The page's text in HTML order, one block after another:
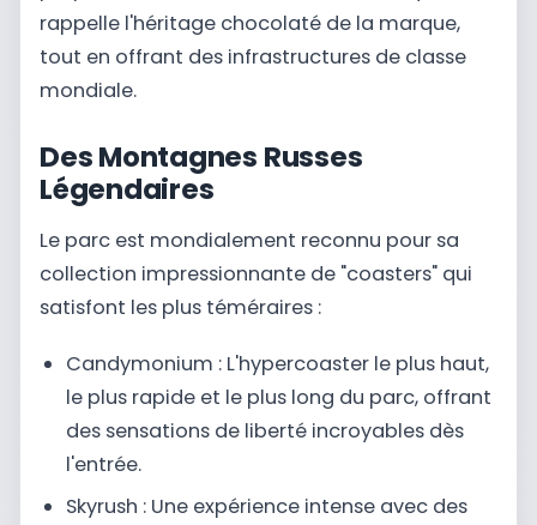
rappelle l'héritage chocolaté de la marque,
tout en offrant des infrastructures de classe
mondiale.
Des Montagnes Russes
Légendaires
Le parc est mondialement reconnu pour sa
collection impressionnante de "coasters" qui
satisfont les plus téméraires :
Candymonium : L'hypercoaster le plus haut,
le plus rapide et le plus long du parc, offrant
des sensations de liberté incroyables dès
l'entrée.
Skyrush : Une expérience intense avec des